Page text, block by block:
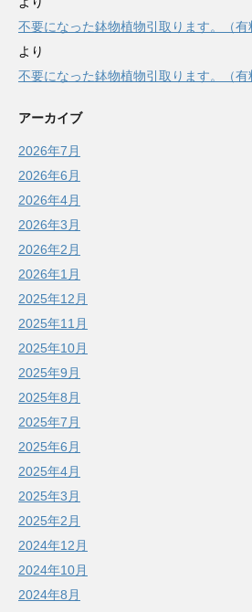
不要になった鉢物植物引取ります。（有
より
不要になった鉢物植物引取ります。（有
アーカイブ
2026年7月
2026年6月
2026年4月
2026年3月
2026年2月
2026年1月
2025年12月
2025年11月
2025年10月
2025年9月
2025年8月
2025年7月
2025年6月
2025年4月
2025年3月
2025年2月
2024年12月
2024年10月
2024年8月